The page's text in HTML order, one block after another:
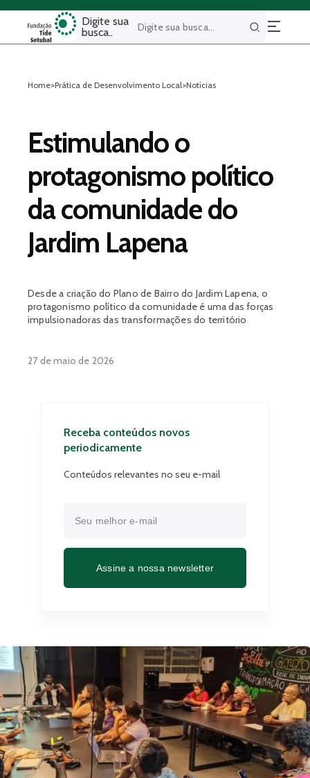
Digite sua
busca..
Buscar
Home>Prática de Desenvolvimento Local>Notícias
Estimulando o
protagonismo político
da comunidade do
Jardim Lapena
Desde a criação do Plano de Bairro do Jardim Lapena, o
protagonismo político da comunidade é uma das forças
impulsionadoras das transformações do território
27 de maio de 2026
Receba conteúdos novos
periodicamente
Conteúdos relevantes no seu e-mail
Assine a nossa newsletter